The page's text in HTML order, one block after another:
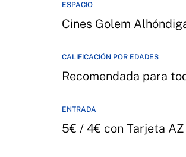
ESPACIO
Cines Golem
CALIFICACIÓN POR EDADES
Recomendada para
ENTRADA
5€ / 4€ con Tarjeta AZ